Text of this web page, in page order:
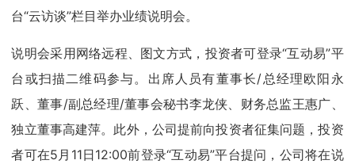
台“云访谈”栏目举办业绩说明会。
说明会采用网络远程、图文方式，投资者可登录“互动易”平
台或扫描二维码参与。出席人员有董事长/总经理欧阳永
跃、董事/副总经理/董事会秘书李龙侠、财务总监王惠广、
独立董事高建萍。此外，公司提前向投资者征集问题，投资
者可在5月11日12:00前登录“互动易”平台提问，公司将在说